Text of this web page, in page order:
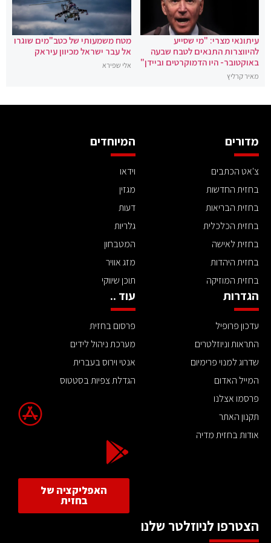
עיתונאי מצרי: "מי שסייע
להיווצרות התנאים לטבח שבעה
באוקטובר- היו הדמוקרטים וביידן"
מאיר קרליץ
מטח משמעותי של כטב"מים שוגרו
אל עבר ישראל מכיוון עיראק
אלי שפירא
מדורים
צ'אט הכתבים
בחזית החדשות
בחזית הבריאות
בחזית הכלכלית
בחזית לאישה
בחזית היהדות
בחזית המוזיקה
המיוחדים
וידאו
מגזין
דעות
גלריות
המטבחון
מזג אוויר
תוכן שיווקי
הגדרות
עדכון פרופיל
התראות וניוזלטרים
שדרוג למנוי פרימיום
המייל האדום
פרסמו אצלנו
תקנון האתר
אודות בחזית מדיה
עוד ..
פרסום בחזית
מערכת ניהול לידים
אנטי וירוס בעברית
הגדלת צפיות בסטטוס
האפליקציה של
בחזית
הצטרפו לניוזלטר שלנו